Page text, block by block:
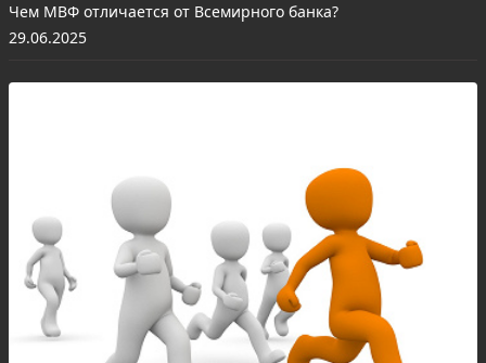
Чем МВФ отличается от Всемирного банка?
29.06.2025